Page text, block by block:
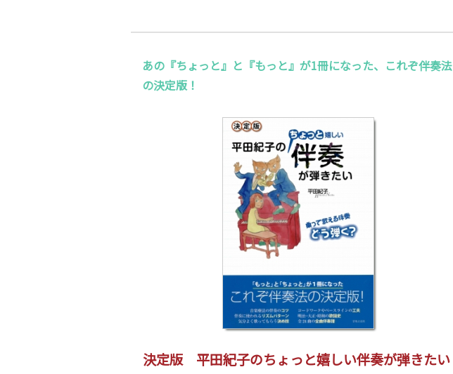
あの『ちょっと』と『もっと』が1冊になった、これぞ伴奏法
の決定版！
決定版 平田紀子のちょっと嬉しい伴奏が弾きたい